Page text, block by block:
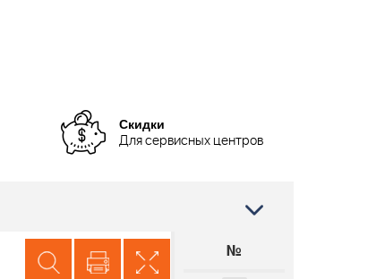
Скидки
Для сервисных центров
№